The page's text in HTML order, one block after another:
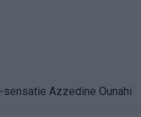
Azzedine Ounahi